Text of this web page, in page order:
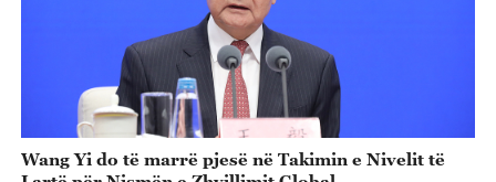
Wang Yi do të marrë pjesë në Takimin e Nivelit të